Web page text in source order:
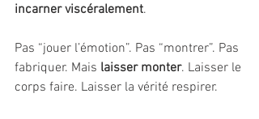
incarner viscéralement.
Pas “jouer l’émotion”. Pas “montrer”. Pas
fabriquer. Mais laisser monter. Laisser le
corps faire. Laisser la vérité respirer.